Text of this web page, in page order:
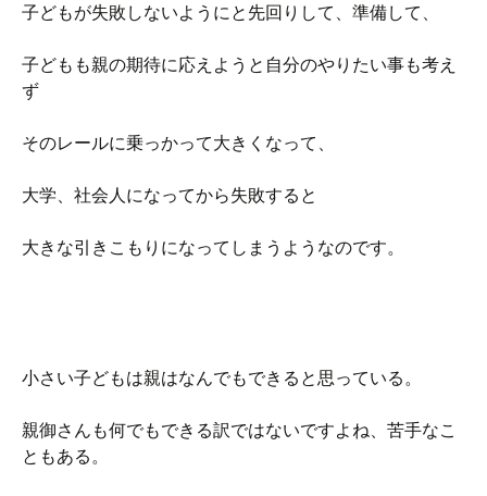
子どもが失敗しないようにと先回りして、準備して、
子どもも親の期待に応えようと自分のやりたい事も考え
ず
そのレールに乗っかって大きくなって、
大学、社会人になってから失敗すると
大きな引きこもりになってしまうようなのです。
小さい子どもは親はなんでもできると思っている。
親御さんも何でもできる訳ではないですよね、苦手なこ
ともある。